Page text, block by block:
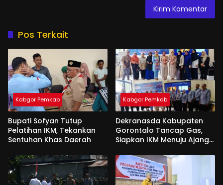
Pos Terkait
Kabgor Pemkab
Bupati Sofyan Tutup
Pelatihan IKM, Tekankan
Sentuhan Khas Daerah
Kabgor Pemkab
Dekranasda Kabupaten
Gorontalo Tancap Gas,
Siapkan IKM Menuju Ajang